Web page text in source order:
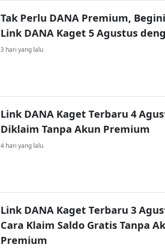
Tak Perlu DANA Premium,
Link DANA Kaget 5 Agustus
3 hari yang lalu
Link DANA Kaget Terbaru 4
Diklaim Tanpa Akun Premium
4 hari yang lalu
Link DANA Kaget Terbaru 3
Cara Klaim Saldo Gratis Tanpa
Premium